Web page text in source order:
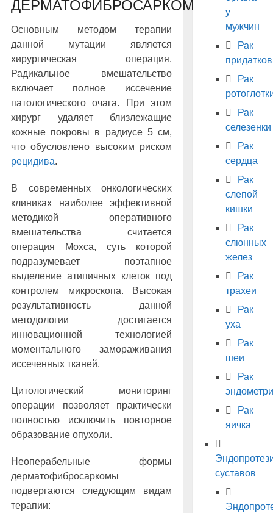
ДЕРМАТОФИБРОСАРКОМЫ
Основным методом терапии
данной мутации является
хирургическая операция.
Радикальное вмешательство
включает полное иссечение
патологического очага. При этом
хирург удаляет близлежащие
кожные покровы в радиусе 5 см,
что обусловлено высоким риском
рецидива.
В современных онкологических
клиниках наиболее эффективной
методикой оперативного
вмешательства считается
операция Мохса, суть которой
подразумевает поэтапное
выделение атипичных клеток под
контролем микроскопа. Высокая
результативность данной
методологии достигается
инновационной технологией
моментального замораживания
иссеченных тканей.
Цитологический мониторинг
операции позволяет практически
полностью исключить повторное
образование опухоли.
Неоперабельные формы
дерматофибросаркомы
подвергаются следующим видам
терапии:
у
мужчин
Рак
придатков
Рак
Рак
селезенки
Рак
сердца
Рак
слепой
кишки
Рак
слюнных
желез
Рак
трахеи
Рак
уха
Рак
шеи
Рак
Рак
яичка
суставов